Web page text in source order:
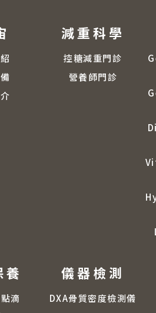
減重科學
控糖減重門診
營養師門診
養
滴
儀器檢測
DXA骨質密度檢測儀